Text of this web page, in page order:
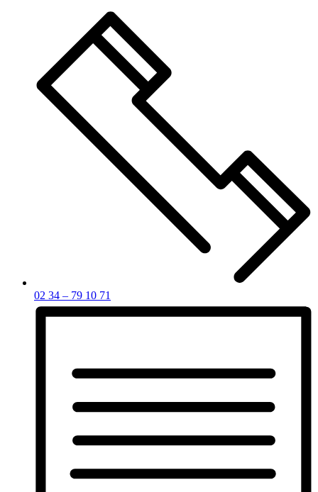
02 34 – 79 10 71